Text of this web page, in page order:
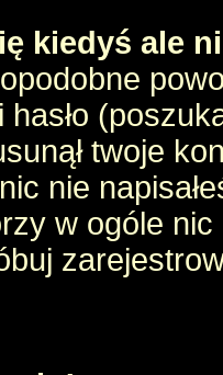
kiedyś ale
hasło
twoje
nie
w ogóle